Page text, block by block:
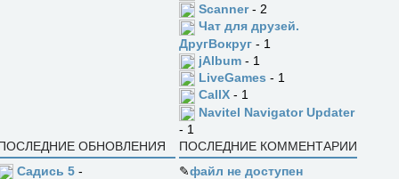
Scanner- 2
Чат для друзей.
ДругВокруг - 1
jAlbum - 1
LiveGames - 1
CallX - 1
Navitel Navigator Updater
- 1
ОБНОВЛЕНИЯ
Садись 5 -
ПОСЛЕДНИЕ КОММЕНТАРИИ
✎файл не доступен